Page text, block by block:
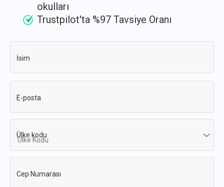
okulları
Trustpilot'ta %97 Tavsiye Oranı
İsim
E-posta
Ülke kodu
Cep Numarası